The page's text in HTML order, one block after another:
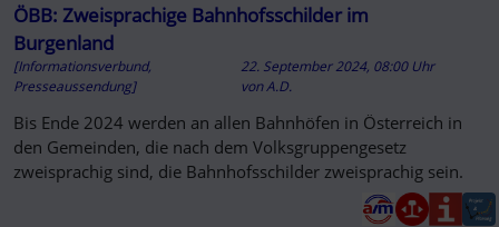
ÖBB: Zweisprachige Bahnhofsschilder im
Burgenland
[Informationsverbund,
Presseaussendung]
22. September 2024, 08:00 Uhr
vonA.D.
Bis Ende 2024 werden an allen Bahnhöfen in Österreich in
den Gemeinden, die nach dem Volksgruppengesetz
zweisprachig sind, die Bahnhofsschilder zweisprachig sein.